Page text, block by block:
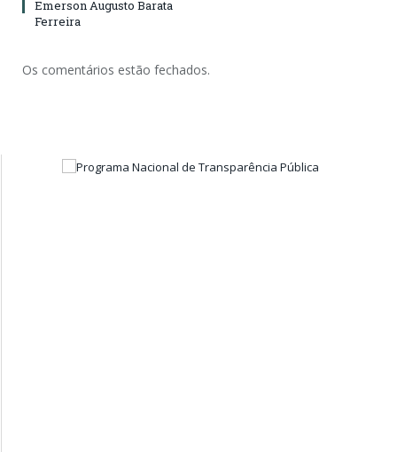
Emerson Augusto Barata
Ferreira
Os comentários estão fechados.